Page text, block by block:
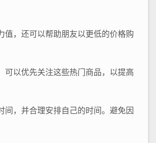
，还可以帮助朋友以更低的价格购
可以优先关注这些热门商品，以提高
，并合理安排自己的时间。避免因